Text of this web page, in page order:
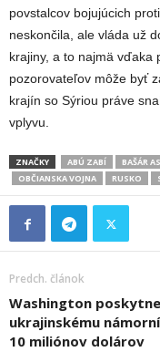
povstalcov bojujúcich
neskončila, ale vláda už
krajiny, a to najmä vďaka
pozorovateľov môže byť
krajín so Sýriou práve
vplyvu.
ZNAČKY ABÚ ZABÍ BAŠÁR
OBČIANSKA VOJNA
RUSKO
Predch. článok
Washington poskytne
ukrajinskému
10 miliónov dolárov